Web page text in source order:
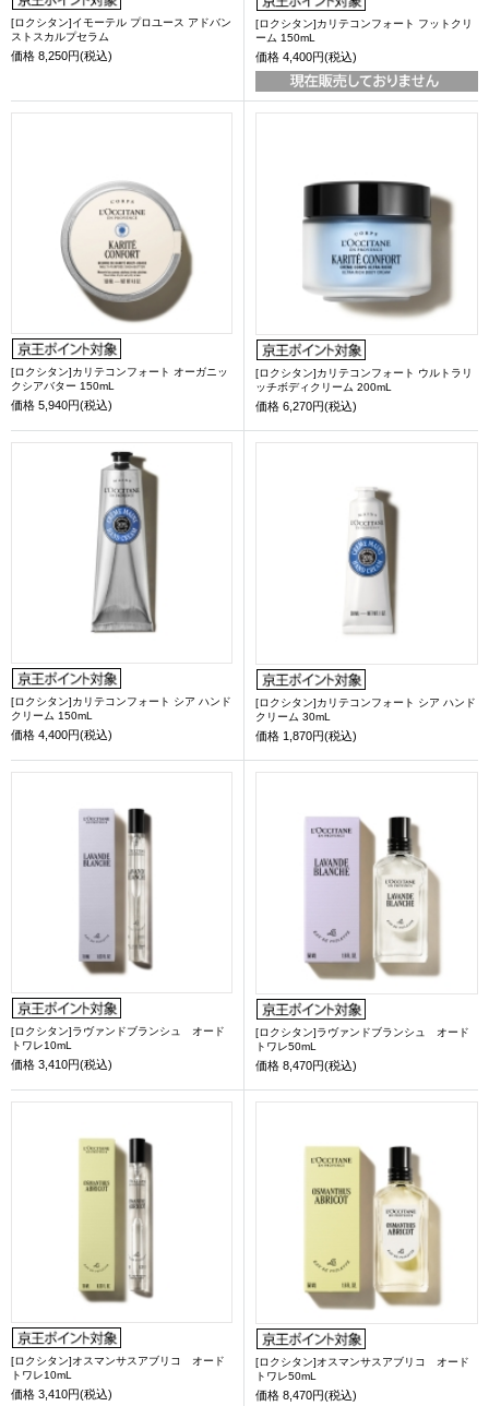
[ロクシタン]イモーテル プロユース アドバン
ストスカルプセラム
価格 8,250円(税込)
[ロクシタン]カリテコンフォート フットクリ
ーム 150mL
価格 4,400円(税込)
[ロクシタン]カリテコンフォート オーガニッ
クシアバター 150mL
価格 5,940円(税込)
[ロクシタン]カリテコンフォート ウルトラリ
ッチボディクリーム 200mL
価格 6,270円(税込)
[ロクシタン]カリテコンフォート シア ハンド
クリーム 150mL
価格 4,400円(税込)
[ロクシタン]カリテコンフォート シア ハンド
クリーム 30mL
価格 1,870円(税込)
[ロクシタン]ラヴァンドブランシュ オード
トワレ10mL
価格 3,410円(税込)
[ロクシタン]ラヴァンドブランシュ オード
トワレ50mL
価格 8,470円(税込)
[ロクシタン]オスマンサスアブリコ オード
トワレ10mL
価格 3,410円(税込)
[ロクシタン]オスマンサスアブリコ オード
トワレ50mL
価格 8,470円(税込)